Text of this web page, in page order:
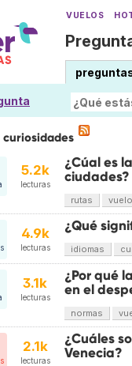
VUELOS
curiosidades
5.2k
lecturas
¿Cúal es
ciudades?
rutas
4.9k
lecturas
¿Qué
idiomas
3.1k
lecturas
¿Por qué
en el
normas
2.1k
lecturas
¿Cuáles
Venecia?